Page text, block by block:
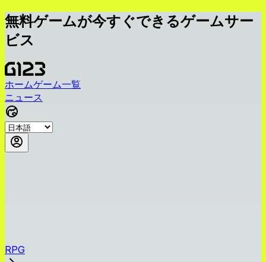
無料ゲームが今すぐできるゲームサー
ビス
ホームゲーム一覧
ニュース
RPG